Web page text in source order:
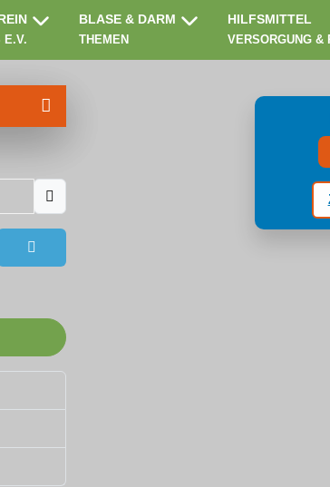
E.V.
BLASE & DARM
THEMEN
HILFSMITTEL
VERSORGUNG &
Passwort anzeigen